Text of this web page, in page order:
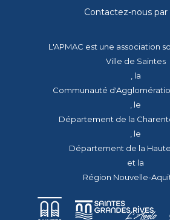
Contactez-nous par
L'APMAC est une association
Ville de Saintes
, la
Communauté
, le
Département de la
, le
Département de la
et la
Région Nouvelle-